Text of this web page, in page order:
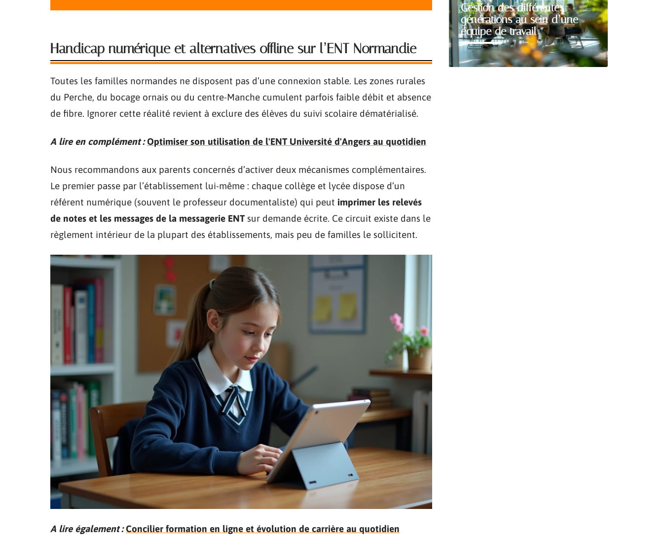
Handicap numérique et alternatives offline sur l’ENT Normandie
Toutes les familles normandes ne disposent pas d’une connexion stable. Les zones rurales
du Perche, du bocage ornais ou du centre-Manche cumulent parfois faible débit et absence
de fibre. Ignorer cette réalité revient à exclure des élèves du suivi scolaire dématérialisé.
A lire en complément : Optimiser son utilisation de l'ENT Université d'Angers au quotidien
Nous recommandons aux parents concernés d’activer deux mécanismes complémentaires.
Le premier passe par l’établissement lui-même : chaque collège et lycée dispose d’un
référent numérique (souvent le professeur documentaliste) qui peut imprimer les relevés
de notes et les messages de la messagerie ENTsur demande écrite. Ce circuit existe dans le
règlement intérieur de la plupart des établissements, mais peu de familles le sollicitent.
A lire également : Concilier formation en ligne et évolution de carrière au quotidien
Gestion des différentes
générations au sein d’une
équipe de travail